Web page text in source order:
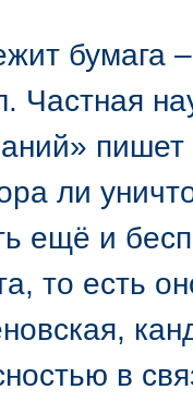
бумага
Частная
ли
ещё и
то есть
в